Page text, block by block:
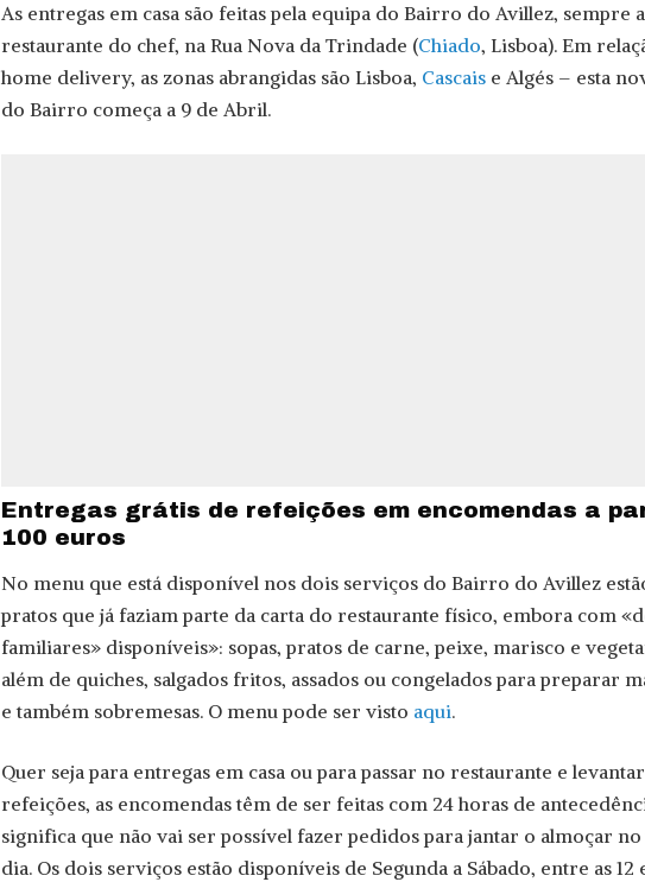
As entregas em casa são feitas pela equipa do Bairro do Avillez, sempre
restaurante do chef, na Rua Nova da Trindade (Chiado, Lisboa). Em
home delivery, as zonas abrangidas são Lisboa, Cascais e Algés – esta
do Bairro começa a 9 de Abril.
Entregas grátis de refeições em encomendas a
100 euros
No menu que está disponível nos dois serviços do Bairro do Avillez
pratos que já faziam parte da carta do restaurante físico, embora com
familiares» disponíveis»: sopas, pratos de carne, peixe, marisco e
além de quiches, salgados fritos, assados ou congelados para preparar
e também sobremesas. O menu pode ser visto aqui.
Quer seja para entregas em casa ou para passar no restaurante e
refeições, as encomendas têm de ser feitas com 24 horas de
significa que não vai ser possível fazer pedidos para jantar o almoçar
dia. Os dois serviços estão disponíveis de Segunda a Sábado, entre as 12